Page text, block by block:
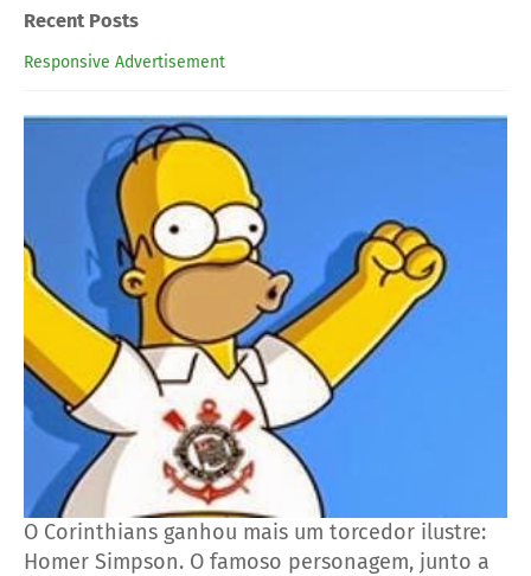
Recent Posts
Responsive Advertisement
O Corinthians ganhou mais um torcedor ilustre:
Homer Simpson. O famoso personagem, junto a